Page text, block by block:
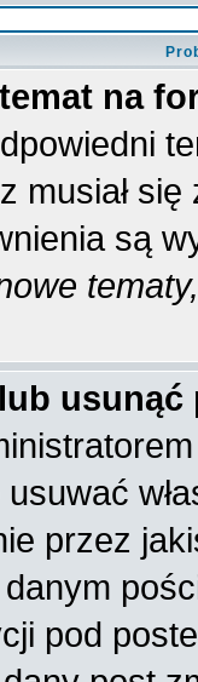
na
musiał
są
usunąć
przez
pod